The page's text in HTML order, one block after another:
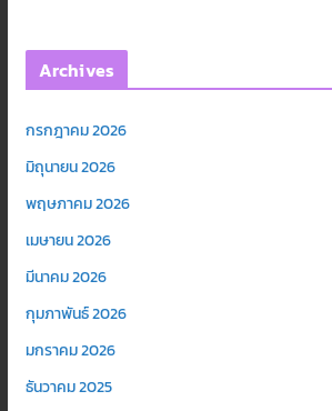
Archives
กรกฎาคม 2026
มิถุนายน 2026
พฤษภาคม 2026
เมษายน 2026
มีนาคม 2026
กุมภาพันธ์ 2026
มกราคม 2026
ธันวาคม 2025